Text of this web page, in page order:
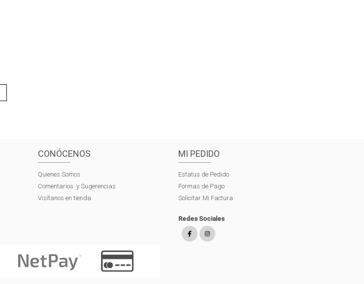
CONÓCENOS
Quienes Somos
Comentarios y Sugerencias
Visítanos en tienda
MI PEDIDO
Estatus de Pedido
Formas de Pago
Solicitar Mi Factura
Redes Sociales